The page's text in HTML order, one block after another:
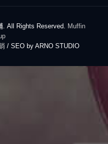
. All Rights Reserved. Muffin
/ SEO by ARNO STUDIO